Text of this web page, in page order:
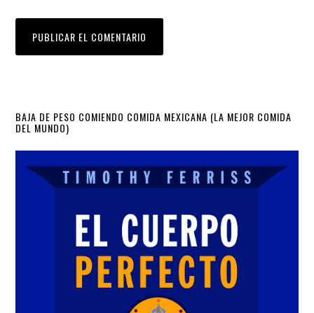
Primary
Sidebar
BAJA DE PESO COMIENDO COMIDA MEXICANA (LA MEJOR COMIDA
DEL MUNDO)